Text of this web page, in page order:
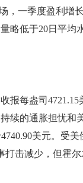
，一季度盈利增
略低于20日平均
每盎司4721.15
续的通胀担忧和
美元。受
打击减少，但霍